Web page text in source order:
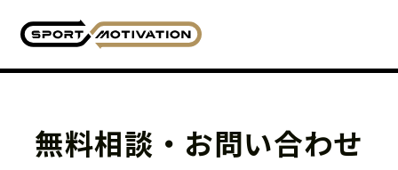
無料相談・お問い合わせ